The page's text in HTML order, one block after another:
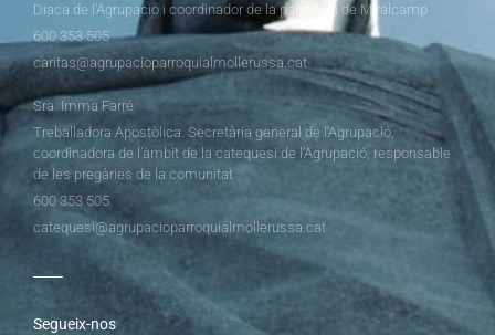
Diaca de l’Agrupació i coordinador de la parròquia de Miralcamp
600 353 505
caritas@agrupacioparroquialmollerussa.cat
Sra. Imma Farré
Treballadora Apostòlica. Secretària general de l’Agrupació,
coordinadora de l’àmbit de la catequesi de l’Agrupació, responsable
de les pregàries de la comunitat
600 353 505
catequesi@agrupacioparroquialmollerussa.cat
Segueix-nos